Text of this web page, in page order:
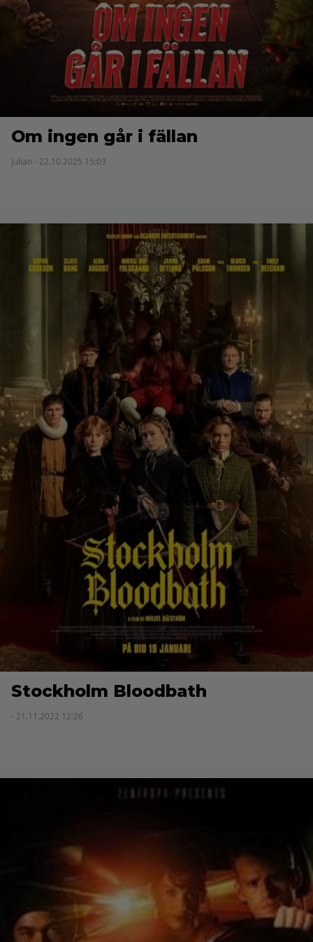
Om ingen går i fällan
Julian - 22.10.2025 15:03
Stockholm Bloodbath
- 21.11.2022 12:26